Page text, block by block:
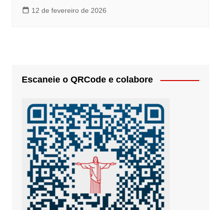
12 de fevereiro de 2026
Escaneie o QRCode e colabore